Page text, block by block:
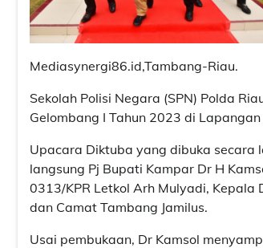
Mediasynergi86.id,Tambang-Riau.
Sekolah Polisi Negara (SPN) Polda
Gelombang I Tahun 2023 di
Upacara Diktuba yang dibuka secara
langsung Pj Bupati Kampar Dr H
0313/KPR Letkol Arh Mulyadi, Kepala
dan Camat Tambang Jamilus.
Usai pembukaan, Dr Kamsol